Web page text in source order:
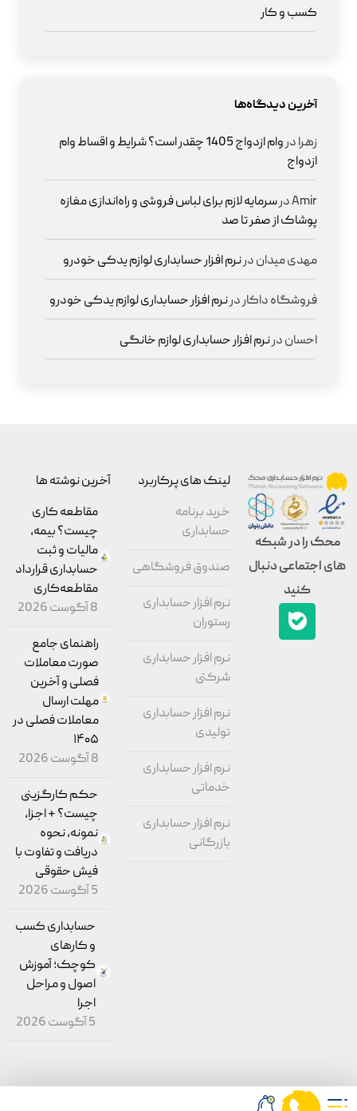
کسب و کار
آخرین دیدگاه‌ها
زهرادر
وام ازدواج 1405 چقدر است؟ شرایط و اقساط وام
ازدواج
Amirدرسرمایه لازم برای لباس فروشی و راه‌اندازی مغازه
پوشاک از صفر تا صد
مهدی میداندرنرم افزار حسابداری لوازم یدکی خودرو
فروشگاه داکاردرنرم افزار حسابداری لوازم یدکی خودرو
احساندرنرم افزار حسابداری لوازم خانگی
محک را در شبکه
های اجتماعی دنبال
کنید
لینک های پرکاربرد
خرید برنامه
حسابداری
صندوق فروشگاهی
نرم افزار حسابداری
رستوران
نرم افزار حسابداری
شرکتی
نرم افزار حسابداری
تولیدی
نرم افزار حسابداری
خدماتی
نرم افزار حسابداری
بازرگانی
آخرین نوشته ها
مقاطعه‌ کاری
چیست؟ بیمه،
مالیات و ثبت
حسابداری قرارداد
مقاطعه‌کاری
8 آگوست 2026
راهنمای جامع
صورت معاملات
فصلی و آخرین
مهلت ارسال
معاملات فصلی در
۱۴۰۵
8 آگوست 2026
حکم کارگزینی
چیست؟ + اجزا،
نمونه، نحوه
دریافت و تفاوت با
فیش حقوقی
5 آگوست 2026
حسابداری کسب
و کارهای
کوچک؛ آموزش
اصول و مراحل
اجرا
5 آگوست 2026